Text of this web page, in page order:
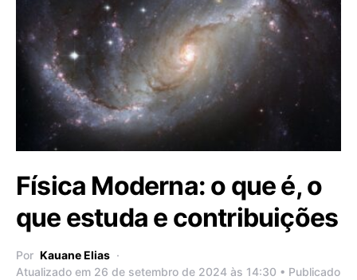
Física Moderna: o que é, o
que estuda e contribuições
Por Kauane Elias
Atualizado em 26 de setembro de 2024 às 14:30 • Publicado